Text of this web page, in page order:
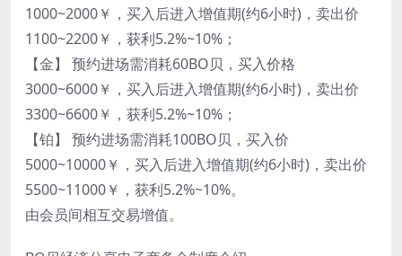
1000~2000￥，买入后进入增值期(约6小时)，卖出价
1100~2200￥，获利5.2%~10%；
【金】 预约进场需消耗60BO贝，买入价格
3000~6000￥，买入后进入增值期(约6小时)，卖出价
3300~6600￥，获利5.2%~10%；
【铂】 预约进场需消耗100BO贝，买入价
5000~10000￥，买入后进入增值期(约6小时)，卖出价
5500~11000￥，获利5.2%~10%。
由会员间相互交易增值。